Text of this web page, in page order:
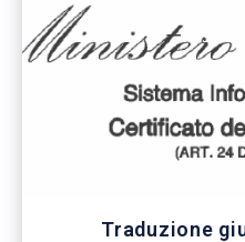
Traduzione